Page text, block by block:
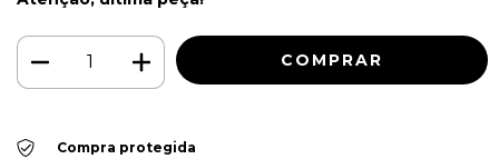
Compra protegida